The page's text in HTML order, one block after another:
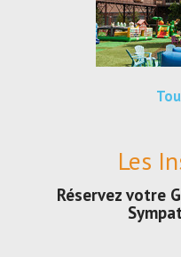
Les
Réservez votre